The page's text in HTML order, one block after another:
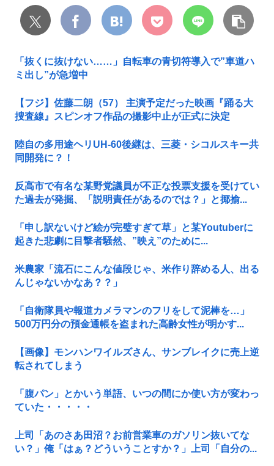
「抜くに抜けない……」自転車の青切符導入で”車道ハ
ミ出し”が急増中
【フジ】佐藤二朗（57） 主演予定だった映画『踊る大
捜査線』スピンオフ作品の撮影中止が正式に決定
陸自の多用途ヘリUH-60後継は、三菱・シコルスキー共
同開発に？！
反高市で有名な某野党議員が不正な投票支援を受けてい
た過去が発掘、「説明責任があるのでは？」と揶揄...
「申し訳ないけど絵が完璧すぎて草」と某Youtuberに
起きた悲劇に目撃者騒然、”映え”のために...
米農家「流石にこんな値段じゃ、米作り辞める人、出る
んじゃないかなあ？？」
「自衛隊員や報道カメラマンのフリをして泥棒を…」
500万円分の預金通帳を盗まれた高齢女性が明かす...
【画像】モンハンワイルズさん、サンブレイクに売上逆
転されてしまう
「腹パン」とかいう単語、いつの間にか使い方が変わっ
ていた・・・・・
上司「あのさあ田沼？お前営業車のガソリン抜いてな
い？」俺「はぁ？どういうことすか？」上司「自分の...